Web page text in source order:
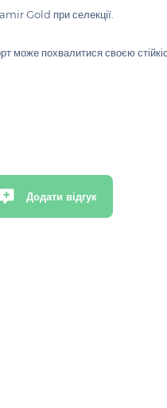
Gold при селекції.
похвалитися своєю
Додати відгук